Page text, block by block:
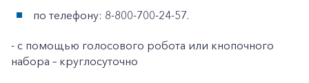
по телефону: 8-800-700-24-57.
- с помощью голосового робота или кнопочного
набора – круглосуточно